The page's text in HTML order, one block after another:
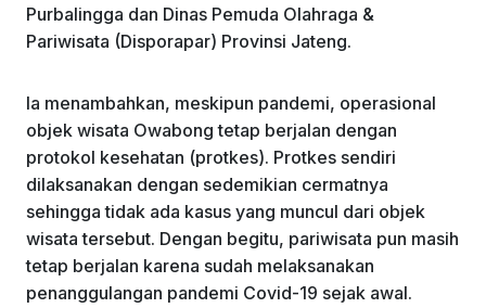
Purbalingga dan Dinas Pemuda Olahraga &
Pariwisata (Disporapar) Provinsi Jateng.
Ia menambahkan, meskipun pandemi, operasional
objek wisata Owabong tetap berjalan dengan
protokol kesehatan (protkes). Protkes sendiri
dilaksanakan dengan sedemikian cermatnya
sehingga tidak ada kasus yang muncul dari objek
wisata tersebut. Dengan begitu, pariwisata pun masih
tetap berjalan karena sudah melaksanakan
penanggulangan pandemi Covid-19 sejak awal.